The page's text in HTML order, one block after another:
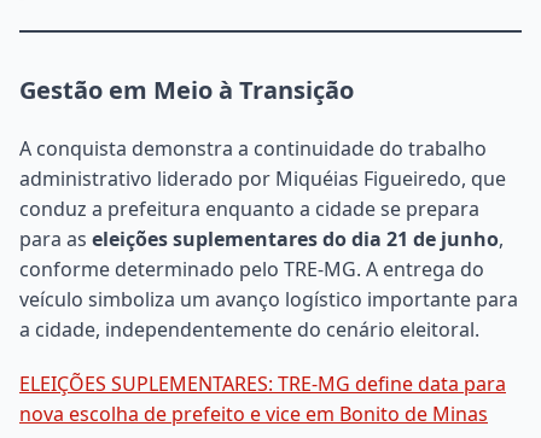
Gestão em Meio à Transição
A conquista demonstra a continuidade do trabalho
administrativo liderado por Miquéias Figueiredo, que
conduz a prefeitura enquanto a cidade se prepara
para as eleições suplementares do dia 21 de junho,
conforme determinado pelo TRE-MG. A entrega do
veículo simboliza um avanço logístico importante para
a cidade, independentemente do cenário eleitoral.
ELEIÇÕES SUPLEMENTARES: TRE-MG define data para
nova escolha de prefeito e vice em Bonito de Minas